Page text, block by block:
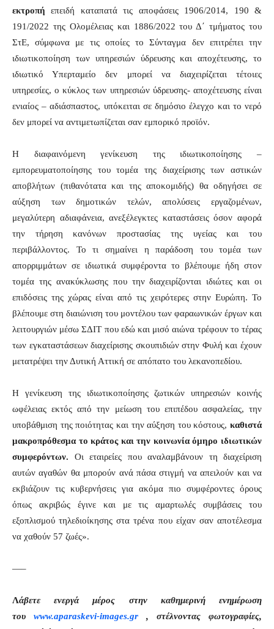
εκτροπή επειδή καταπατά τις αποφάσεις 1906/2014, 190 &
191/2022 της Ολομέλειας και 1886/2022 του Δ΄ τμήματος του
ΣτΕ, σύμφωνα με τις οποίες το Σύνταγμα δεν επιτρέπει την
ιδιωτικοποίηση των υπηρεσιών ύδρευσης και αποχέτευσης, το
ιδιωτικό Υπερταμείο δεν μπορεί να διαχειρίζεται τέτοιες
υπηρεσίες, ο κύκλος των υπηρεσιών ύδρευσης- αποχέτευσης είναι
ενιαίος – αδιάσπαστος, υπόκειται σε δημόσιο έλεγχο και το νερό
δεν μπορεί να αντιμετωπίζεται σαν εμπορικό προϊόν.
Η διαφαινόμενη γενίκευση της ιδιωτικοποίησης –
εμπορευματοποίησης του τομέα της διαχείρισης των αστικών
αποβλήτων (πιθανότατα και της αποκομιδής) θα οδηγήσει σε
αύξηση των δημοτικών τελών, απολύσεις εργαζομένων,
μεγαλύτερη αδιαφάνεια, ανεξέλεγκτες καταστάσεις όσον αφορά
την τήρηση κανόνων προστασίας της υγείας και του
περιβάλλοντος. Το τι σημαίνει η παράδοση του τομέα των
απορριμμάτων σε ιδιωτικά συμφέροντα το βλέπουμε ήδη στον
τομέα της ανακύκλωσης που την διαχειρίζονται ιδιώτες και οι
επιδόσεις της χώρας είναι από τις χειρότερες στην Ευρώπη. Το
βλέπουμε στη διαιώνιση του μοντέλου των φαραωνικών έργων και
λειτουργιών μέσω ΣΔΙΤ που εδώ και μισό αιώνα τρέφουν το τέρας
των εγκαταστάσεων διαχείρισης σκουπιδιών στην Φυλή και έχουν
μετατρέψει την Δυτική Αττική σε απόπατο του λεκανοπεδίου.
Η γενίκευση της ιδιωτικοποίησης ζωτικών υπηρεσιών κοινής
ωφέλειας εκτός από την μείωση του επιπέδου ασφαλείας, την
υποβάθμιση της ποιότητας και την αύξηση του κόστους, καθιστά
μακροπρόθεσμα το κράτος και την κοινωνία όμηρο ιδιωτικών
συμφερόντων. Οι εταιρείες που αναλαμβάνουν τη διαχείριση
αυτών αγαθών θα μπορούν ανά πάσα στιγμή να απειλούν και να
εκβιάζουν τις κυβερνήσεις για ακόμα πιο συμφέροντες όρους
όπως ακριβώς έγινε και με τις αμαρτωλές συμβάσεις του
εξοπλισμού τηλεδιοίκησης στα τρένα που είχαν σαν αποτέλεσμα
να χαθούν 57 ζωές».
—–
Λάβετε ενεργά μέρος στην καθημερινή ενημέρωση
του www.aparaskevi-images.gr , στέλνοντας φωτογραφίες,